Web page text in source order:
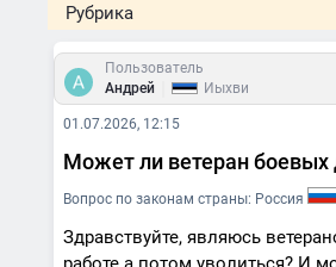
Рубрика
Пользователь
Андрей
Йыхви
01.07.2026, 12:15
Может ли ветеран боевых
Вопрос по законам страны: Россия
Здравствуйте, являюсь